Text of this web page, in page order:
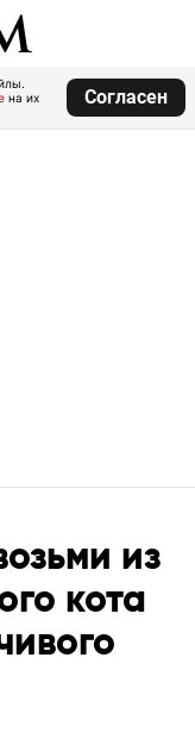
на их
Согласен
из
кота